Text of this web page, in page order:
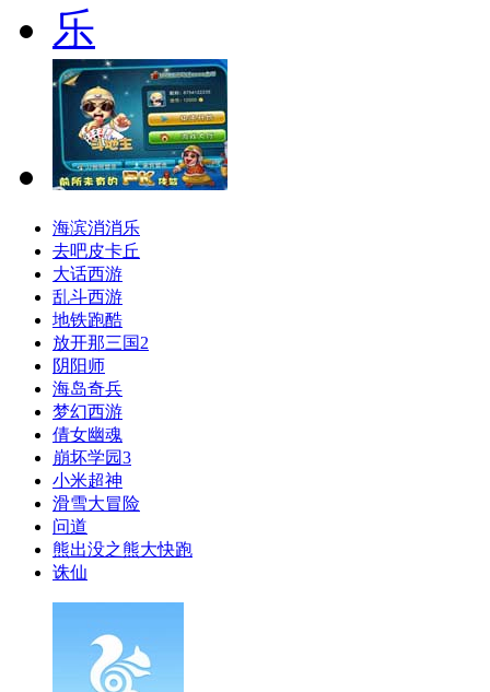
海滨消消乐
去吧皮卡丘
大话西游
乱斗西游
地铁跑酷
放开那三国2
阴阳师
海岛奇兵
梦幻西游
倩女幽魂
崩坏学园3
小米超神
滑雪大冒险
问道
熊出没之熊大快跑
诛仙